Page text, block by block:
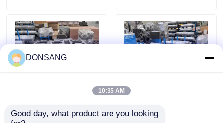
Hubungi kami
Permintaan Penawaran
Pemecah Batu Hidrolik
Pemutus hidrolik excavator
42CrMo HB20G
suku cadang
DONSANG
10:35 AM
Good day, what product are you looking